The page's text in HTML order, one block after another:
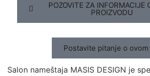
POZOVITE ZA INFORMACIJE
PROIZVODU
Postavite pitanje o
Salon nameštaja MASIS DESIGN je